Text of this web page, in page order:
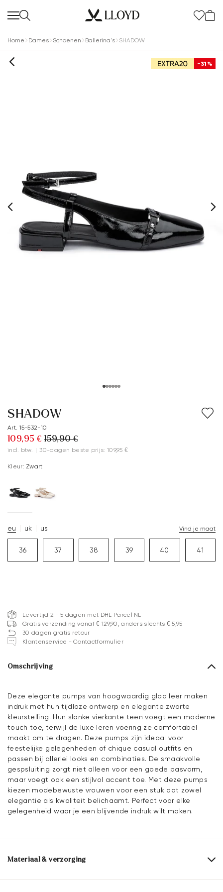
Home Dames Schoenen Ballerina's SHADOW
-31%
SHADOW
Art. 15-532-10
109,95 € 159,90 €
incl. btw. | 30-dagen beste prijs: 109,95 €
Kleur: Zwart
eu uk us Vind je maat
36 37 38 39 40 41
Levertijd 2 - 5 dagen met DHL Parcel NL
Gratis verzending vanaf € 129,90, anders slechts € 5,95
30 dagen gratis retour
Klantenservice - Contactformulier
Omschrijving
Deze elegante pumps van hoogwaardig glad leer maken
indruk met hun tijdloze ontwerp en elegante zwarte
kleurstelling. Hun slanke vierkante teen voegt een moderne
touch toe, terwijl de luxe leren voering ze comfortabel
maakt om te dragen. Deze pumps zijn ideaal voor
feestelijke gelegenheden of chique casual outfits en
passen bij allerlei looks en combinaties. De smaakvolle
gespsluiting zorgt niet alleen voor een goede pasvorm,
maar voegt ook een stijlvol accent toe. Met deze pumps
kiezen modebewuste vrouwen voor een stuk dat zowel
elegantie als kwaliteit belichaamt. Perfect voor elke
gelegenheid waar je een blijvende indruk wilt maken.
Materiaal & verzorging
Productieschaal: EU-maten